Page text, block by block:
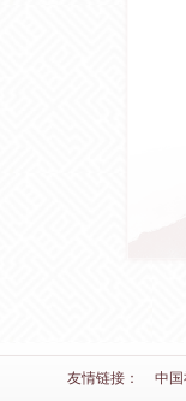
友情链接： 中